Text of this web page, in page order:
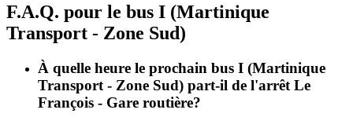
F.A.Q. pour le bus I (Martinique
Transport - Zone Sud)
À quelle heure le prochain bus I (Martinique
Transport - Zone Sud) part-il de l'arrêt Le
François - Gare routière?